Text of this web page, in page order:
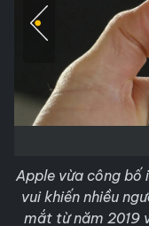
Apple vừa công bố
vui khiến nhiều
mắt từ năm 2019